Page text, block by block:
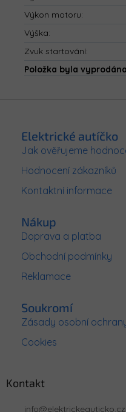
Výkon motoru:
Výška:
Zvuk startování:
Položka byla
Elektrické autíčko
Jak ověřujeme
Hodnocení zákazníků
Kontaktní informace
Nákup
Doprava a platba
Obchodní podmínky
Reklamace
Soukromí
Zásady osobní
Cookies
Kontakt
info@elektrickeauticko.cz